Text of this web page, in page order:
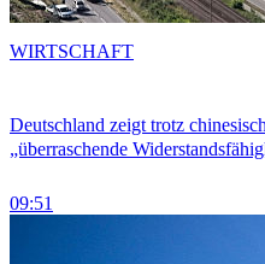
Deutschland zeigt trotz
„überraschende
09:51
WIRTSCHAFT